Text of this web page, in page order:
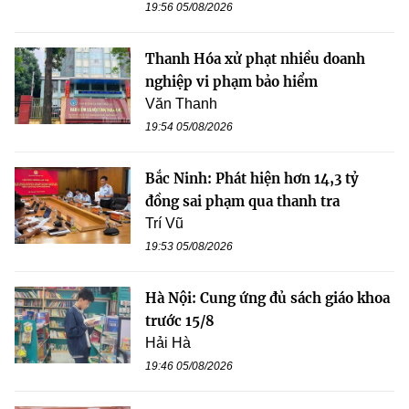
19:56 05/08/2026
Thanh Hóa xử phạt nhiều doanh
nghiệp vi phạm bảo hiểm
Văn Thanh
19:54 05/08/2026
Bắc Ninh: Phát hiện hơn 14,3 tỷ
đồng sai phạm qua thanh tra
Trí Vũ
19:53 05/08/2026
Hà Nội: Cung ứng đủ sách giáo khoa
trước 15/8
Hải Hà
19:46 05/08/2026